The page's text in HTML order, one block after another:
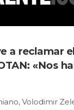
a reclamar
«Nos
Volodimir